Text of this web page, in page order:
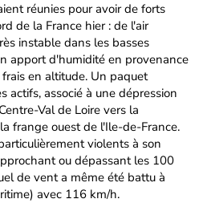
réunies pour avoir de forts
de la France hier : de l'air
instable dans les basses
apport d'humidité en provenance
en altitude. Un paquet
actifs, associé à une dépression
Val de Loire vers la
frange ouest de l'Ile-de-France.
violents à son
ou dépassant les 100
de vent a même été battu à
avec 116 km/h.